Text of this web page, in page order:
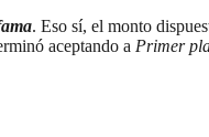
. Eso sí, el monto
aceptando a Primer